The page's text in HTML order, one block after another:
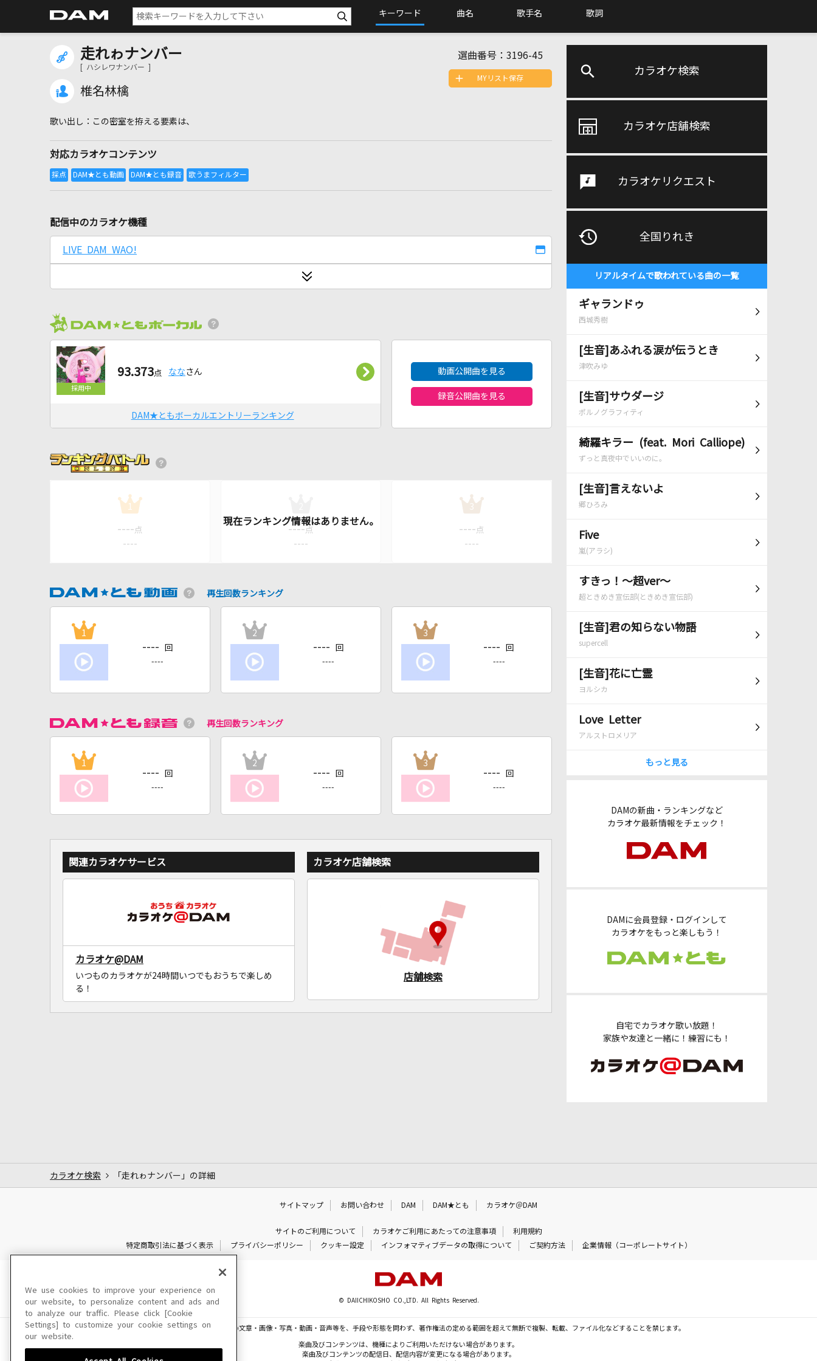
キーワード 曲名 歌手名 歌詞
カラオケ検索
カラオケ店舗検索
カラオケリクエスト
全国りれき
リアルタイムで歌われている曲の一覧
ギャランドゥ
西城秀樹
[生音]あふれる涙が伝うとき
津吹みゆ
[生音]サウダージ
ポルノグラフィティ
綺羅キラー (feat. Mori Calliope)
ずっと真夜中でいいのに。
[生音]言えないよ
郷ひろみ
Five
嵐(アラシ)
すきっ！～超ver～
超ときめき宣伝部(ときめき宣伝部)
[生音]君の知らない物語
supercell
[生音]花に亡霊
ヨルシカ
Love Letter
アルストロメリア
もっと見る
DAMの新曲・ランキングなど
カラオケ最新情報をチェック！
DAMに会員登録・ログインして
カラオケをもっと楽しもう！
自宅でカラオケ歌い放題！
家族や友達と一緒に！練習にも！
走れゎナンバー
[ ハシレワナンバー ]
椎名林檎
選曲番号： 3196-45
この密室を拵える要素は、
対応カラオケコンテンツ
MYリスト保存
配信中のカラオケ機種
LIVE DAM WAO!
93.373点 なな さん
DAM★ともボーカルエントリーランキング
動画公開曲を見る
録音公開曲を見る
1
---- 点
----
---- 点
----
3
---- 点
----
再生回数ランキング
1
---- 回
----
2
---- 回
----
3
---- 回
----
再生回数ランキング
1
---- 回
----
2
---- 回
----
3
---- 回
----
関連カラオケサービス
カラオケ@DAM
いつものカラオケが24時間いつでもおうちで楽しめ
る！
カラオケ店舗検索
店舗検索
カラオケ検索 「走れゎナンバー」の詳細
サイトマップ お問い合わせ DAM DAM★とも カラオケ＠DAM
サイトのご利用について カラオケご利用にあたっての注意事項
利用規約
特定商取引法に基づく表示
プライバシーポリシー クッキー設定 インフォマティブデータの取得について ご契約方法 企業情報（コーポレートサイト）
© DAIICHIKOSHO CO.,LTD. All Rights Reserved.
このサイトに掲載されている一切の文章・画像・写真・動画・音声等を、手段や形態を問わず、著作権法の定める範囲を超えて無断で複製、転載、ファイル化などすることを禁じます。
楽曲及びコンテンツは、機種によりご利用いただけない場合があります。
楽曲及びコンテンツの配信日、配信内容が変更になる場合があります。
We use cookies to improve your experience on
our website, to personalize content and ads and
to analyze our traffic. Please click [Cookie
Settings] to customize your cookie settings on
our website.